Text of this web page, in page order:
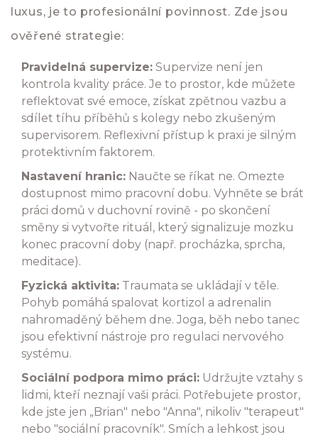
luxus, je to profesionální povinnost. Zde jsou
ověřené strategie:
Pravidelná supervize: Supervize není jen
kontrola kvality práce. Je to prostor, kde můžete
reflektovat své emoce, získat zpětnou vazbu a
sdílet tíhu příběhů s kolegy nebo zkušeným
supervisorem. Reflexivní přístup k praxi je silným
protektivním faktorem.
Nastavení hranic: Naučte se říkat ne. Omezte
dostupnost mimo pracovní dobu. Vyhněte se brát
práci domů v duchovní rovině - po skončení
směny si vytvořte rituál, který signalizuje mozku
konec pracovní doby (např. procházka, sprcha,
meditace).
Fyzická aktivita: Traumata se ukládají v těle.
Pohyb pomáhá spalovat kortizol a adrenalin
nahromaděný během dne. Joga, běh nebo tanec
jsou efektivní nástroje pro regulaci nervového
systému.
Sociální podpora mimo práci: Udržujte vztahy s
lidmi, kteří neznají vaši práci. Potřebujete prostor,
kde jste jen „Brian" nebo "Anna", nikoliv "terapeut"
nebo "sociální pracovník". Smích a lehkost jsou